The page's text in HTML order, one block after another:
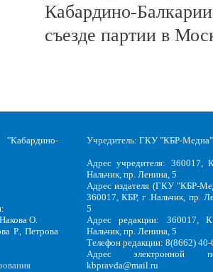
Кабардино-
съезде партии в
"Кабардино-
О.
Р., Петрова
Учредитель: ГКУ "КБР-Медиа"
Адрес учредителя: 360017,
Нальчик, пр. Ленина, 5
Адрес издателя (ГКУ "КБР-
360017, КБР, г .Нальчик, пр.
5
Адрес редакции: 360017,
Нальчик, пр. Ленина, 5
Телефон редакции: 8(8662)
Адрес электронной
kbpravda@mail.ru